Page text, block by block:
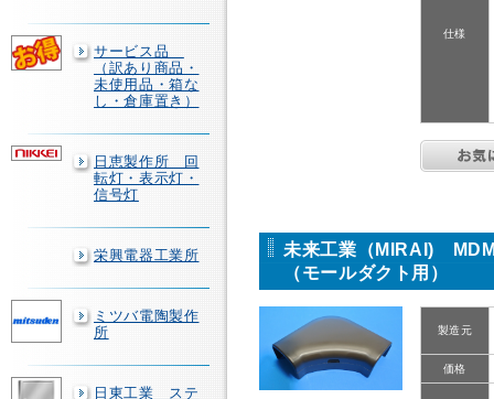
サービス品
（訳あり商品・
未使用品・箱な
し・倉庫置き）
日恵製作所 回
転灯・表示灯・
信号灯
栄興電器工業所
ミツバ電陶製作
所
日東工業 ステ
仕様
未来工業（MIRAI)
（モールダクト用）
製造元
価格